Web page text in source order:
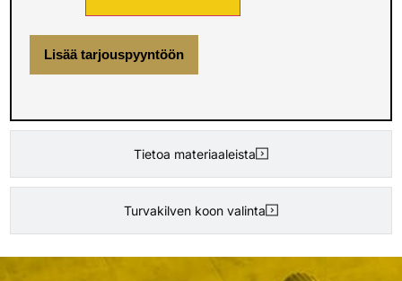
Tietoa materiaaleista
Turvakilven koon valinta
Lisää tarjouspyyntöön